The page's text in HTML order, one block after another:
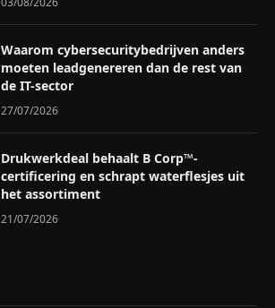
Waarom cybersecuritybedrijven anders
moeten leadgenereren dan de rest van
de IT-sector
27/07/2026
Drukwerkdeal behaalt B Corp™-
certificering en schrapt waterflesjes uit
het assortiment
21/07/2026